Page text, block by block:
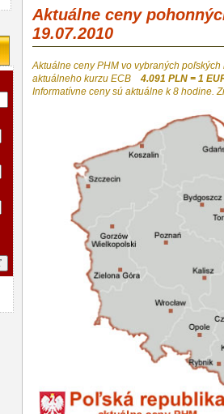
Aktuálne ceny
19.07.2010
Aktuálne ceny PHM vo vybraných
aktuálneho kurzu ECB 4.091 PLN = 1
Informatívne ceny sú aktuálne k 8 hodine.